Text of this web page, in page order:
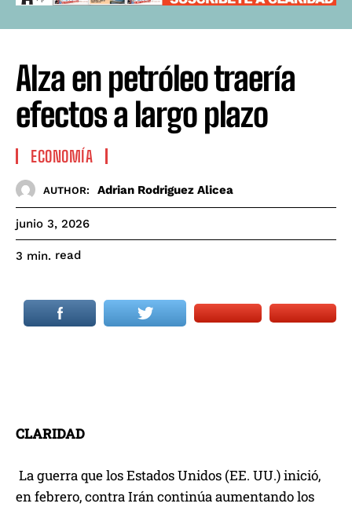
Alza en petróleo traería
efectos a largo plazo
ECONOMÍA
AUTHOR: Adrian Rodriguez Alicea
junio 3, 2026
3 min. read
CLARIDAD
La guerra que los Estados Unidos (EE. UU.) inició,
en febrero, contra Irán continúa aumentando los